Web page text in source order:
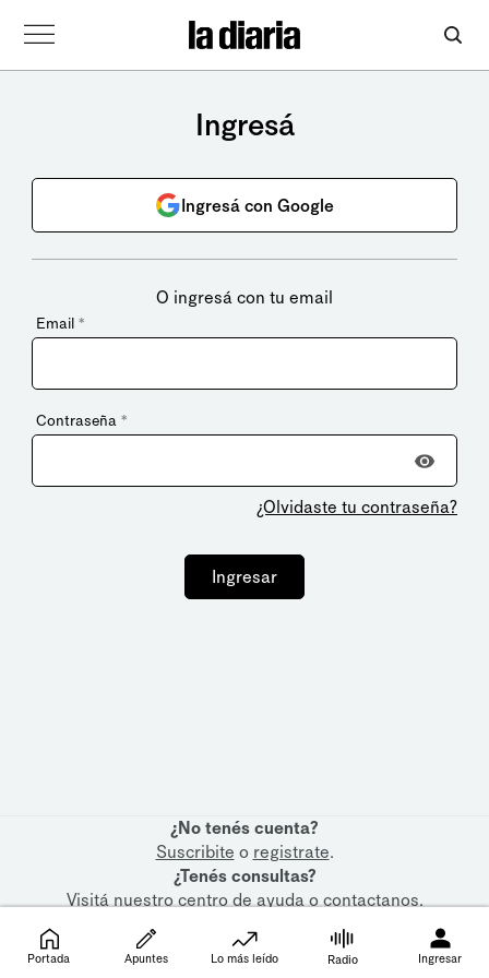
Ingresá
Ingresá con Google
O ingresá con tu email
Email *
Contraseña *
¿Olvidaste tu contraseña?
Ingresar
¿No tenés cuenta?
Suscribite o registrate.
¿Tenés consultas?
Visitá nuestrocentro de ayudaocontactanos.
Portada Apuntes Lo más leído Radio Ingresar